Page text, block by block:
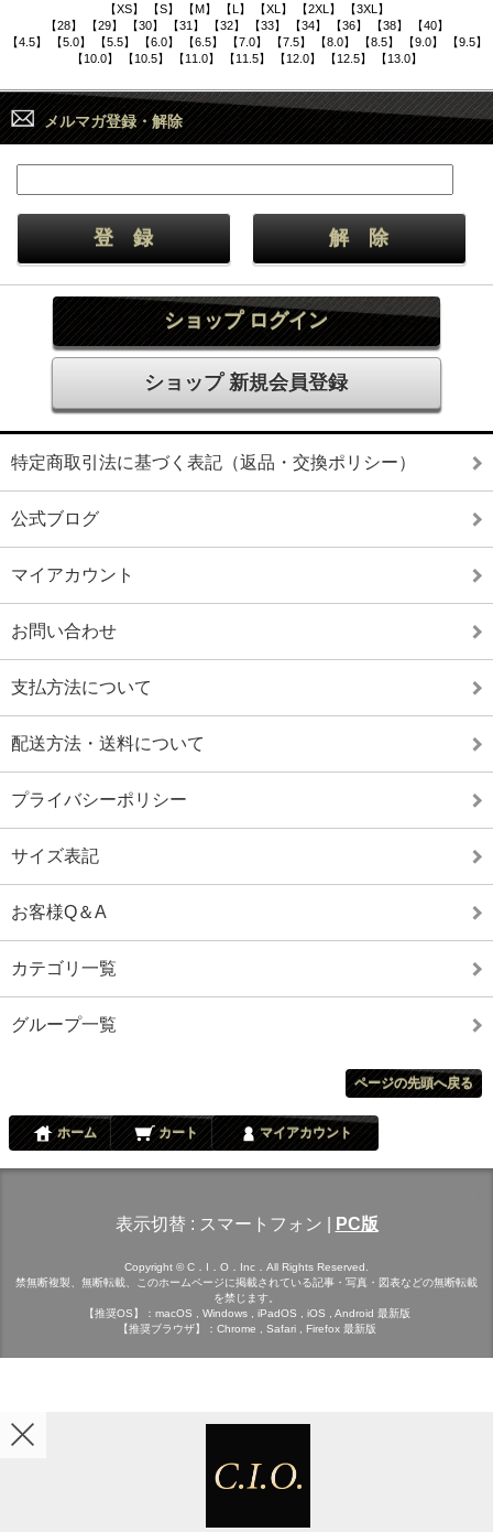
【XS】 【S】 【M】 【L】 【XL】 【2XL】 【3XL】
【28】 【29】 【30】 【31】 【32】 【33】 【34】 【36】 【38】 【40】
【4.5】 【5.0】 【5.5】 【6.0】 【6.5】 【7.0】 【7.5】 【8.0】 【8.5】 【9.0】 【9.5】
【10.0】 【10.5】 【11.0】 【11.5】 【12.0】 【12.5】 【13.0】
メルマガ登録・解除
ショップ ログイン
ショップ 新規会員登録
特定商取引法に基づく表記（返品・交換ポリシー）
公式ブログ
マイアカウント
お問い合わせ
支払方法について
配送方法・送料について
プライバシーポリシー
サイズ表記
お客様Q＆A
カテゴリ一覧
グループ一覧
ページの先頭へ戻る
ホーム カート マイアカウント
表示切替 : スマートフォン PC版
Copyright © C．I．O．Inc．All Rights Reserved.
禁無断複製、無断転載、このホームページに掲載されている記事・写真・図表などの無断転載
を禁じます。
【推奨OS】：macOS , Windows , iPadOS , iOS , Android 最新版
【推奨ブラウザ】：Chrome , Safari , Firefox 最新版